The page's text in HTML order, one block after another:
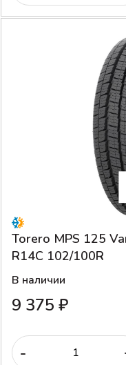
Torero MPS 125
R14C 102/100R
В наличии
9 375 ₽
-